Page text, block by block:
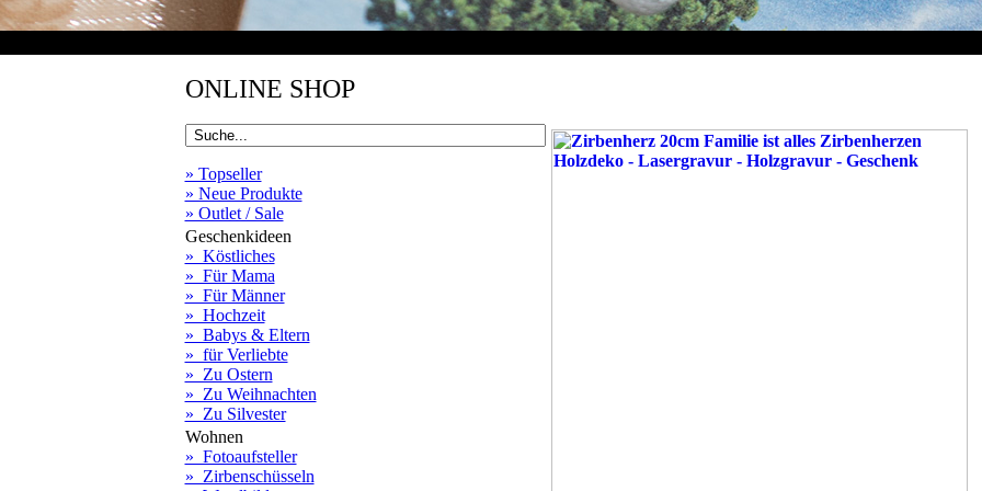
ONLINE SHOP
» Topseller
» Neue Produkte
» Outlet / Sale
Geschenkideen
» Köstliches
» Für Mama
» Für Männer
» Hochzeit
» Babys & Eltern
» für Verliebte
» Zu Ostern
» Zu Weihnachten
» Zu Silvester
Wohnen
» Fotoaufsteller
» Zirbenschüsseln